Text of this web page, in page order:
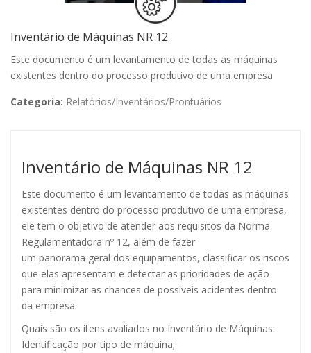
Inventário de Máquinas NR 12
Este documento é um levantamento de todas as máquinas
existentes dentro do processo produtivo de uma empresa
Categoria: Relatórios/Inventários/Prontuários
Inventário de Máquinas NR 12
Este documento é um levantamento de todas as máquinas
existentes dentro do processo produtivo de uma empresa,
ele tem o objetivo de atender aos requisitos da Norma
Regulamentadora nº 12, além de fazer
um panorama geral dos equipamentos, classificar os riscos
que elas apresentam e detectar as prioridades de ação
para minimizar as chances de possíveis acidentes dentro
da empresa.
Quais são os itens avaliados no Inventário de Máquinas:
Identificação por tipo de máquina;